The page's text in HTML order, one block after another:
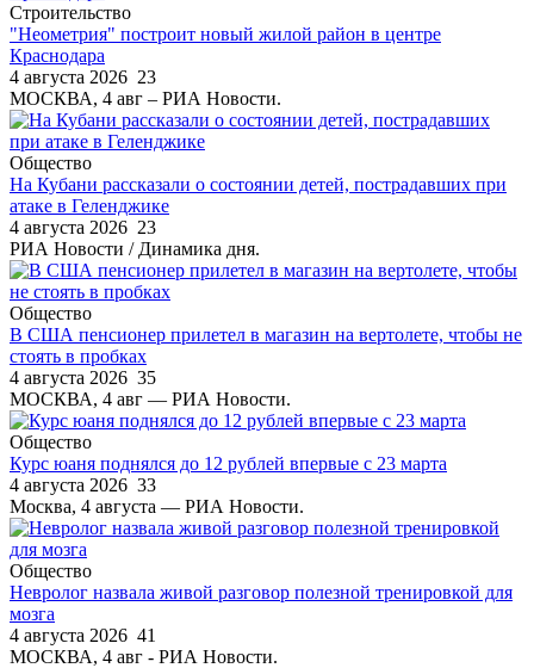
Строительство
"Неометрия" построит новый жилой район в центре
Краснодара
4 августа 2026 23
МОСКВА, 4 авг – РИА Новости.
Общество
На Кубани рассказали о состоянии детей, пострадавших при
атаке в Геленджике
4 августа 2026 23
РИА Новости / Динамика дня.
Общество
В США пенсионер прилетел в магазин на вертолете, чтобы не
стоять в пробках
4 августа 2026 35
МОСКВА, 4 авг — РИА Новости.
Общество
Курс юаня поднялся до 12 рублей впервые с 23 марта
4 августа 2026 33
Москва, 4 августа — РИА Новости.
Общество
Невролог назвала живой разговор полезной тренировкой для
мозга
4 августа 2026 41
МОСКВА, 4 авг - РИА Новости.